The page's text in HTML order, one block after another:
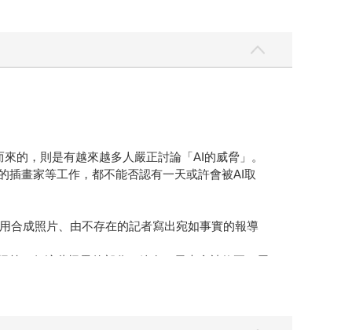
的，則是有越來越多人嚴正討論「AI的威脅」。
插畫家等工作，都不能否認有一天或許會被AI取
合成照片、由不存在的記者寫出宛如事實的報導
等，但這些怪異的部分，總有一天也會被修正，屆
害者。